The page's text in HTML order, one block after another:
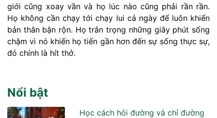
giới cũng xoay vần và họ lúc nào cũng phải rần rần.
Họ không cần chạy tới chạy lui cả ngày để luôn khiến
bản thân bận rộn. Họ trân trọng những giây phút sống
chậm vì nó khiến họ tiến gần hơn đến sự sống thực sự,
đó chính là hít thở.
Nổi bật
Học cách hỏi đường và chỉ đường